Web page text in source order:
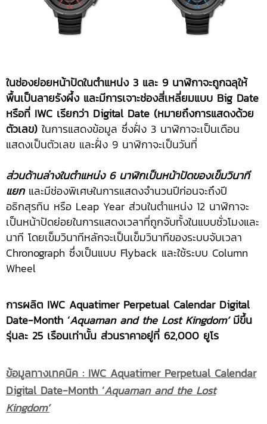
ในช่องย่อยหน้าปัดในตำแหน่ง 3 และ 9 นาฬิกาจะถูกฉลุให้
พื้นเป็นลายรังผึ้ง และมีการเจาะช่องสี่เหลี่ยมแบบ Big Date
หรือที่ IWC เรียกว่า Digital Date (หมายถึงการแสดงด้วย
ตัวเลข) ในการแสดงข้อมูล ซึ่งฝั่ง 3 นาฬิกาจะเป็นเดือน
แสดงเป็นตัวเลข และฝั่ง 9 นาฬิกาจะเป็นวันที่
ส่วนด้านล่างในตำแหน่ง 6 นาฬิกเป็นหน้าปัดของเข็มวินาที
แยกและมีช่องพิเศษในการแสดงจำนวนปีก่อนจะถึงปี
อธิกสุรทิน หรือ Leap Year ส่วนในตำแหน่ง 12 นาฬิกาจะ
เป็นหน้าปัดย่อยในการแสดงเวลาที่ถูกจับทั้งในแบบชั่วโมงและ
นาที โดยเข็มวินาทีหลักจะเป็นเข็มวินาทีของระบบจับเวลา
Chronograph ซึ่งเป็นแบบ Flyback และใช้ระบบ Column
Wheel
การผลิต IWC Aquatimer Perpetual Calendar Digital
Date-Month ‘Aquaman and the Lost Kingdom’มีขึ้น
รุ่นละ 25 เรือนเท่านั้น ส่วนราคาอยู่ที่ 62,000 ยูโร
ข้อมูลทางเทคนิค : IWC Aquatimer Perpetual Calendar
Digital Date-Month ‘Aquaman and the Lost
Kingdom’